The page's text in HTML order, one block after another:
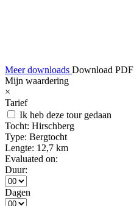
Meer downloads Download PDF
Mijn waardering
×
Tarief
Ik heb deze tour gedaan
Tocht: Hirschberg
Type: Bergtocht
Lengte: 12,7 km
Evaluated on:
Duur:
Dagen